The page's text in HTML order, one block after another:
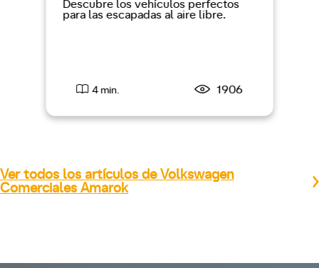
Descubre los vehículos perfectos
para las escapadas al aire libre.
4 min. 1906
Ver todos los artículos de Volkswagen
Comerciales Amarok